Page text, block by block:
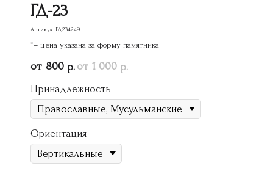
ГД-23
Артикул: ГД234249
*– цена указана за форму памятника
800 р. 1 000 р.
Принадлежность
Ориентация